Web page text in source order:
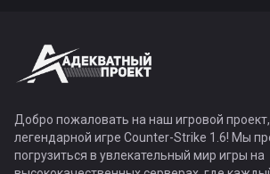
Добро пожаловать на наш игровой
легендарной игре Counter-Strike 1.6! Мы
погрузиться в увлекательный мир игры на